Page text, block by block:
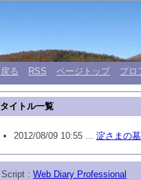
戻る RSS ページトップ プロ
タイトル一覧
2012/08/09 10:55 ... 淀さまの
Script : Web Diary Professional